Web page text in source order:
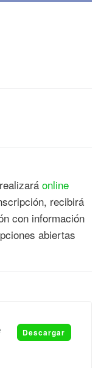
online
recibirá
con información
abiertas
Descargar